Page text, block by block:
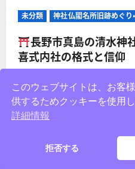
未分類 神社仏閣名所旧跡めぐり
長野市真島の清水神
喜式内社の格式と信仰
著作権&コピー;無断転載
このウェブサイトは、お客
供するためクッキーを使用し
詳細情報
拒否する